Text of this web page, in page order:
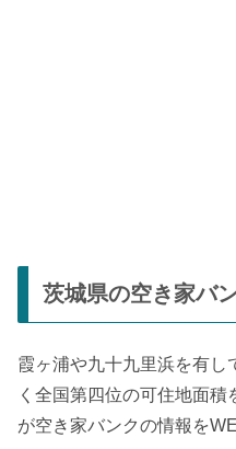
茨城県の空き家バ
霞ヶ浦や九十九里浜を有し
く全国第四位の可住地面
が空き家バンクの情報を